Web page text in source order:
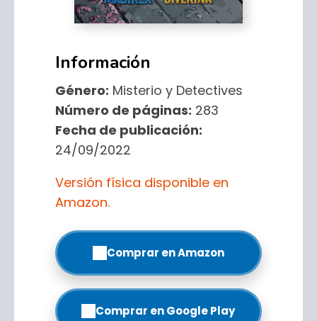
Información
Género: Misterio y Detectives
Número de páginas: 283
Fecha de publicación:
24/09/2022
Versión física disponible en
Amazon.
Comprar en Amazon
Comprar en Google Play